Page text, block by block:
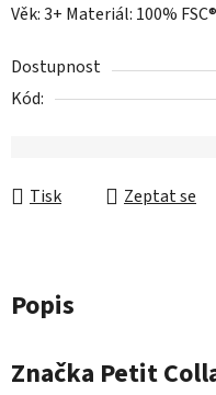
Věk: 3+ Materiál: 100%
Dostupnost
Kód:
Tisk Zeptat se
Popis
Značka Petit